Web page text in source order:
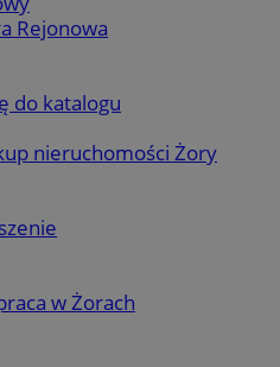
Rejonowa
do katalogu
nieruchomości Żory
w Żorach